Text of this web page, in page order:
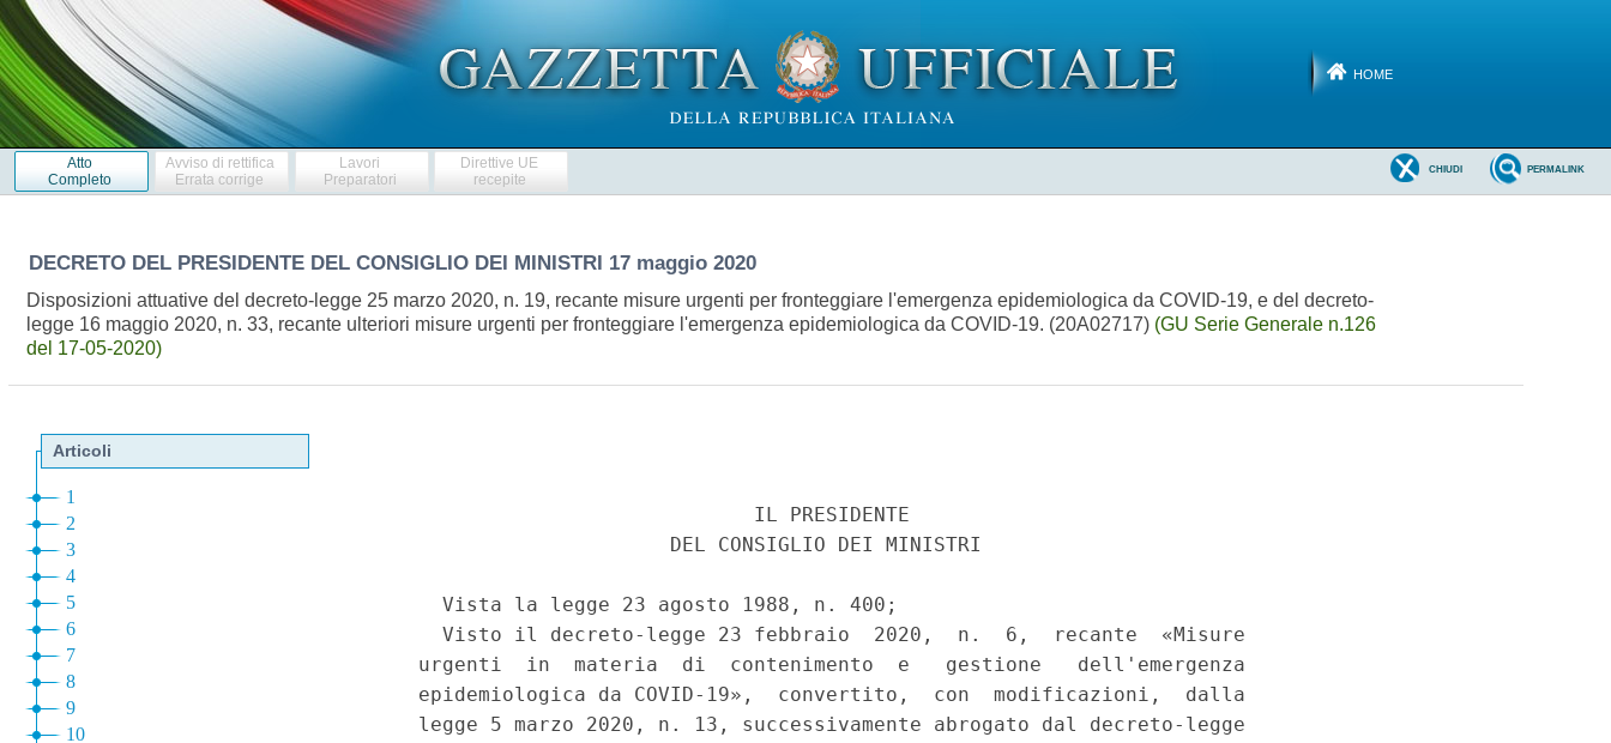
HOME
Atto
Completo
Avviso di rettifica
Errata corrige
Lavori
Preparatori
Direttive UE
recepite
PERMALINK
CHIUDI
DECRETO DEL PRESIDENTE DEL CONSIGLIO DEI MINISTRI 17 maggio 2020
Disposizioni attuative del decreto-legge 25 marzo 2020, n. 19, recante misure urgenti per fronteggiare l'emergenza epidemiologica da COVID-19, e del decreto-
legge 16 maggio 2020, n. 33, recante ulteriori misure urgenti per fronteggiare l'emergenza epidemiologica da COVID-19. (20A02717) (GU Serie Generale n.126
del 17-05-2020)